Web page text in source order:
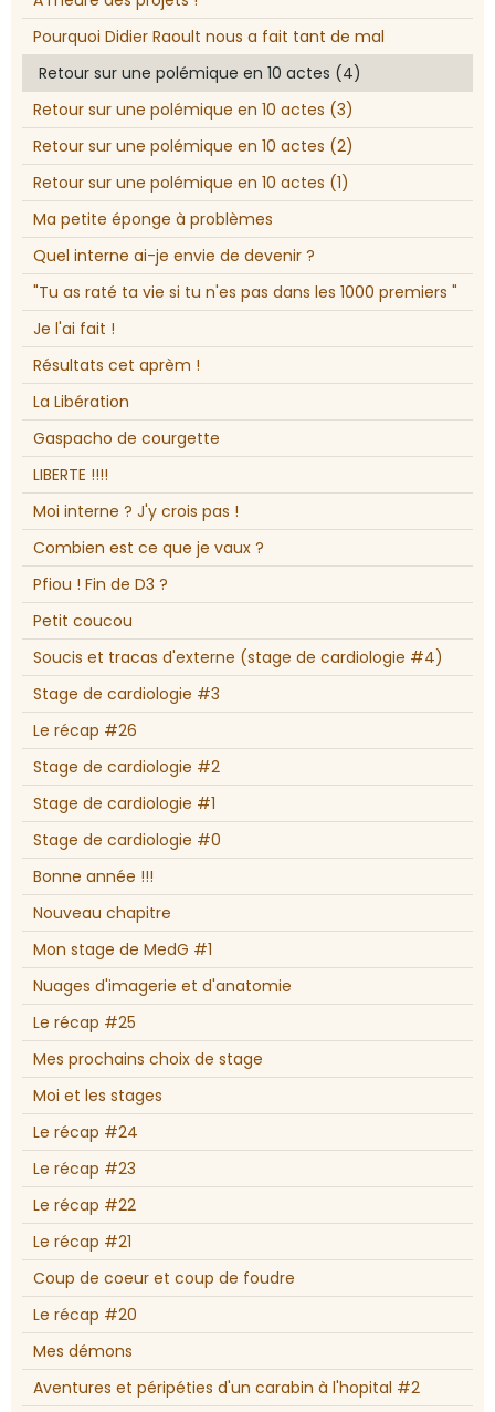
Pourquoi Didier Raoult nous a fait tant de mal
Retour sur une polémique en 10 actes (4)
Retour sur une polémique en 10 actes (3)
Retour sur une polémique en 10 actes (2)
Retour sur une polémique en 10 actes (1)
Ma petite éponge à problèmes
Quel interne ai-je envie de devenir ?
"Tu as raté ta vie si tu n'es pas dans les 1000 premiers "
Je l'ai fait !
Résultats cet aprèm !
La Libération
Gaspacho de courgette
LIBERTE !!!!
Moi interne ? J'y crois pas !
Combien est ce que je vaux ?
Pfiou ! Fin de D3 ?
Petit coucou
Soucis et tracas d'externe (stage de cardiologie #4)
Stage de cardiologie #3
Le récap #26
Stage de cardiologie #2
Stage de cardiologie #1
Stage de cardiologie #0
Bonne année !!!
Nouveau chapitre
Mon stage de MedG #1
Nuages d'imagerie et d'anatomie
Le récap #25
Mes prochains choix de stage
Moi et les stages
Le récap #24
Le récap #23
Le récap #22
Le récap #21
Coup de coeur et coup de foudre
Le récap #20
Mes démons
Aventures et péripéties d'un carabin à l'hopital #2